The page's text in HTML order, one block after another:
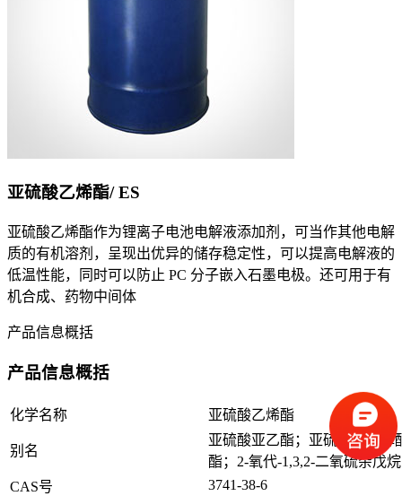
亚硫酸乙烯酯/ ES
亚硫酸乙烯酯作为锂离子电池电解液添加剂，可当作其他电解
质的有机溶剂，呈现出优异的储存稳定性，可以提高电解液的
低温性能，同时可以防止 PC 分子嵌入石墨电极。还可用于有
机合成、药物中间体
产品信息概括
产品信息概括
化学名称 亚硫酸乙烯酯
别名
亚硫酸亚乙酯；亚硫酸乙二醇
酯；2-氧代-1,3,2-二氧硫杂戊烷
CAS号
3741-38-6